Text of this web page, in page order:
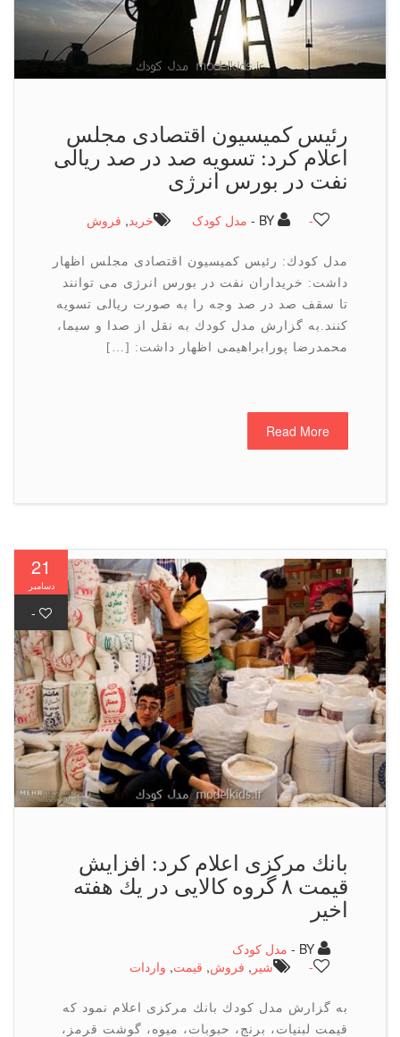
رئیس كمیسیون اقتصادی مجلس
اعلام كرد: تسویه صد در صد ریالی
نفت در بورس انرژی
BY - مدل کودک خرید ,فروش
مدل كودك: رئیس كمیسیون اقتصادی مجلس اظهار
داشت: خریداران نفت در بورس انرژی می توانند
تا سقف صد در صد وجه را به صورت ریالی تسویه
كنند.به گزارش مدل كودك به نقل از صدا و سیما،
محمدرضا پورابراهیمی اظهار داشت: […]
Read More
21
دسامبر
-
بانك مركزی اعلام كرد: افزایش
قیمت ۸ گروه كالایی در یك هفته
مدل کودک
شیر
,فروش , قیمت,واردات
به گزارش مدل كودك بانك مركزی اعلام نمود كه
قیمت لبنیات، برنج، حبوبات، میوه، گوشت قرمز،